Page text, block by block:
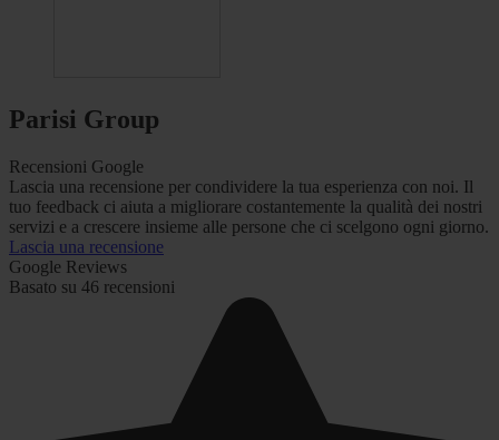
Parisi Group
Recensioni Google
Lascia una recensione per condividere la tua esperienza con noi. Il
tuo feedback ci aiuta a migliorare costantemente la qualità dei nostri
servizi e a crescere insieme alle persone che ci scelgono ogni giorno.
Lascia una recensione
Google Reviews
Basato su 46 recensioni